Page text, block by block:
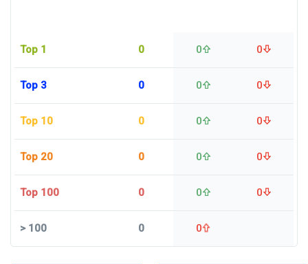
Top 1 0 0 0
Top 3 0 0 0
Top 10 0 0 0
Top 20 0 0 0
Top 100 0 0 0
>100 0 0